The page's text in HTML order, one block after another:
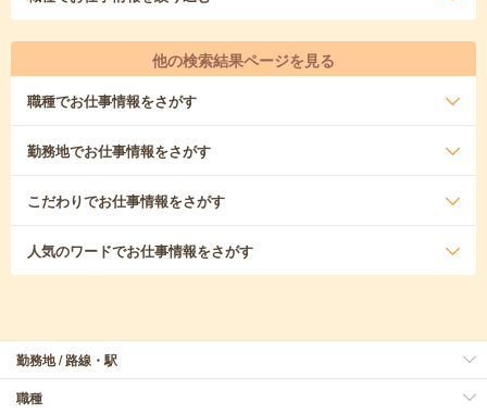
他の検索結果ページを見る
職種でお仕事情報をさがす
勤務地でお仕事情報をさがす
こだわりでお仕事情報をさがす
人気のワードでお仕事情報をさがす
勤務地 / 路線・駅
職種